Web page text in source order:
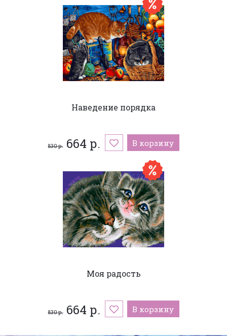
Наведение порядка
830 р.664 р. В корзину
Моя радость
830 р.664 р. В корзину